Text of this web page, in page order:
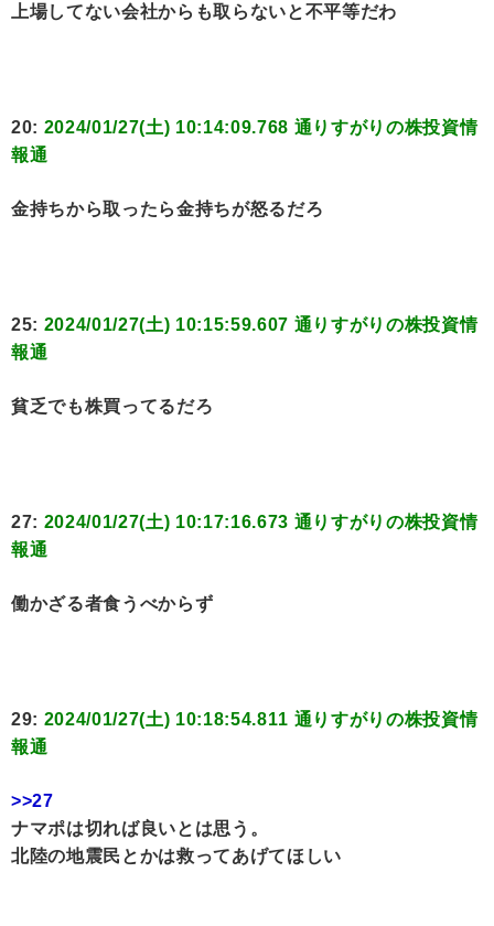
上場してない会社からも取らないと不平等だわ
20: 2024/01/27(土) 10:14:09.768 通りすがりの株投資情
報通
金持ちから取ったら金持ちが怒るだろ
25: 2024/01/27(土) 10:15:59.607 通りすがりの株投資情
報通
貧乏でも株買ってるだろ
27: 2024/01/27(土) 10:17:16.673 通りすがりの株投資情
報通
働かざる者食うべからず
29: 2024/01/27(土) 10:18:54.811 通りすがりの株投資情
報通
>>27
ナマポは切れば良いとは思う。
北陸の地震民とかは救ってあげてほしい